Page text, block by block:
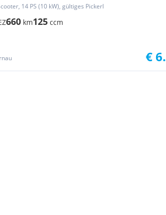
14 PS (10 kW), gültiges Pickerl
660 km125 ccm
€